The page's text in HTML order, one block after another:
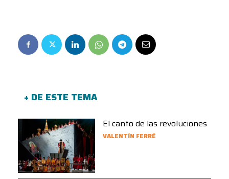
+ DE ESTE TEMA
El canto de las revoluciones
VALENTÍN FERRÉ